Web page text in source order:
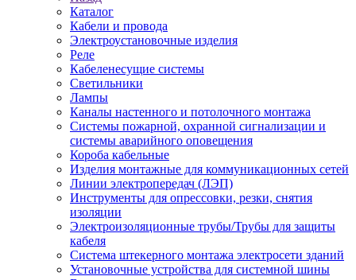
Каталог
Кабели и провода
Электроустановочные изделия
Реле
Кабеленесущие системы
Светильники
Лампы
Каналы настенного и потолочного монтажа
Системы пожарной, охранной сигнализации и
системы аварийного оповещения
Короба кабельные
Изделия монтажные для коммуникационных сетей
Линии электропередач (ЛЭП)
Инструменты для опрессовки, резки, снятия
изоляции
Электроизоляционные трубы/Трубы для защиты
кабеля
Система штекерного монтажа электросети зданий
Установочные устройства для системной шины